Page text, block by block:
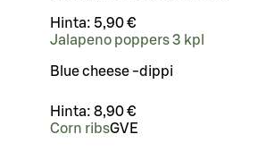
Hinta: 5,90 €
Jalapeno poppers 3 kpl
Blue cheese -dippi
Hinta: 8,90 €
Corn ribsGVE